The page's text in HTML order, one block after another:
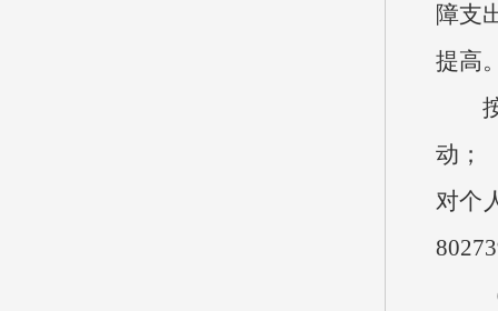
障支
提高
按
动；
对个
（